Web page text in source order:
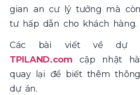
gian an cư lý tưởng mà
tư hấp dẫn cho khách hàng.
Các bài viết về dự
TPILAND.com cập nhật
quay lại để biết thêm
dự án.